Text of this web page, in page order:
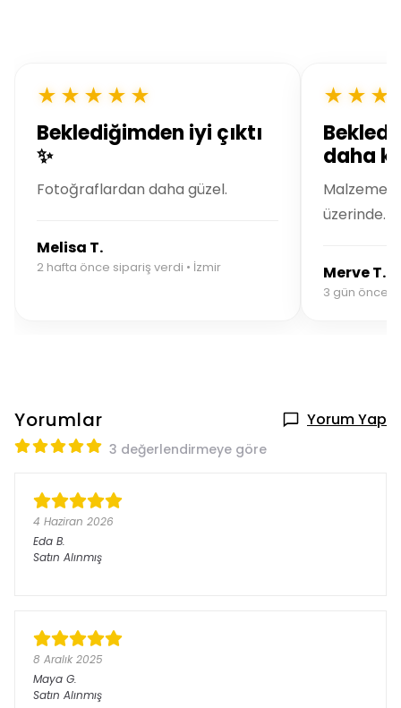
★★★★★
Beklediğimden iyi çıktı
✨
Fotoğraflardan daha güzel.
Melisa T.
2 hafta önce sipariş verdi • İzmir
daha
Malzeme
üzerinde.
Merve T.
3 gün önce
Yorumlar Yorum Yap
3 değerlendirmeye göre
4 Haziran 2026
Eda B.
Satın Alınmış
8 Aralık 2025
Maya G.
Satın Alınmış